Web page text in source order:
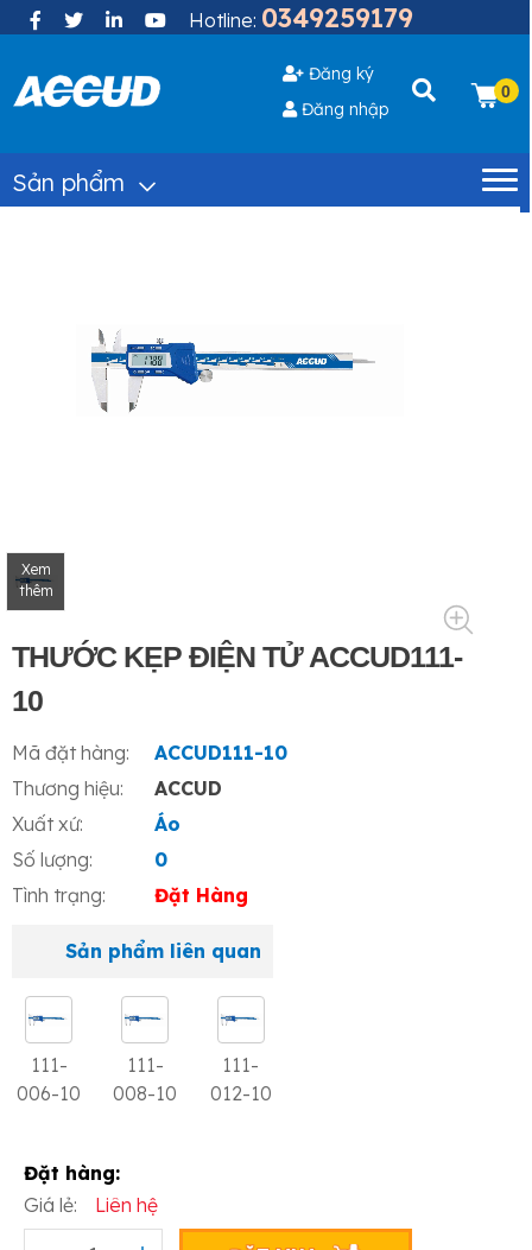
Hotline: 0349259179
Đăng ký
Đăng nhập
0
Sản phẩm
Xem
thêm
THƯỚC KẸP ĐIỆN TỬ ACCUD111-
10
Mã đặt hàng:
ACCUD111-10
Thương hiệu:
ACCUD
Xuất xứ:
Áo
Số lượng:
0
Tình trạng:
Đặt Hàng
Sản phẩm liên quan
111-
006-10
111-
008-10
111-
012-10
Đặt hàng:
Giá lẻ:
Liên hệ